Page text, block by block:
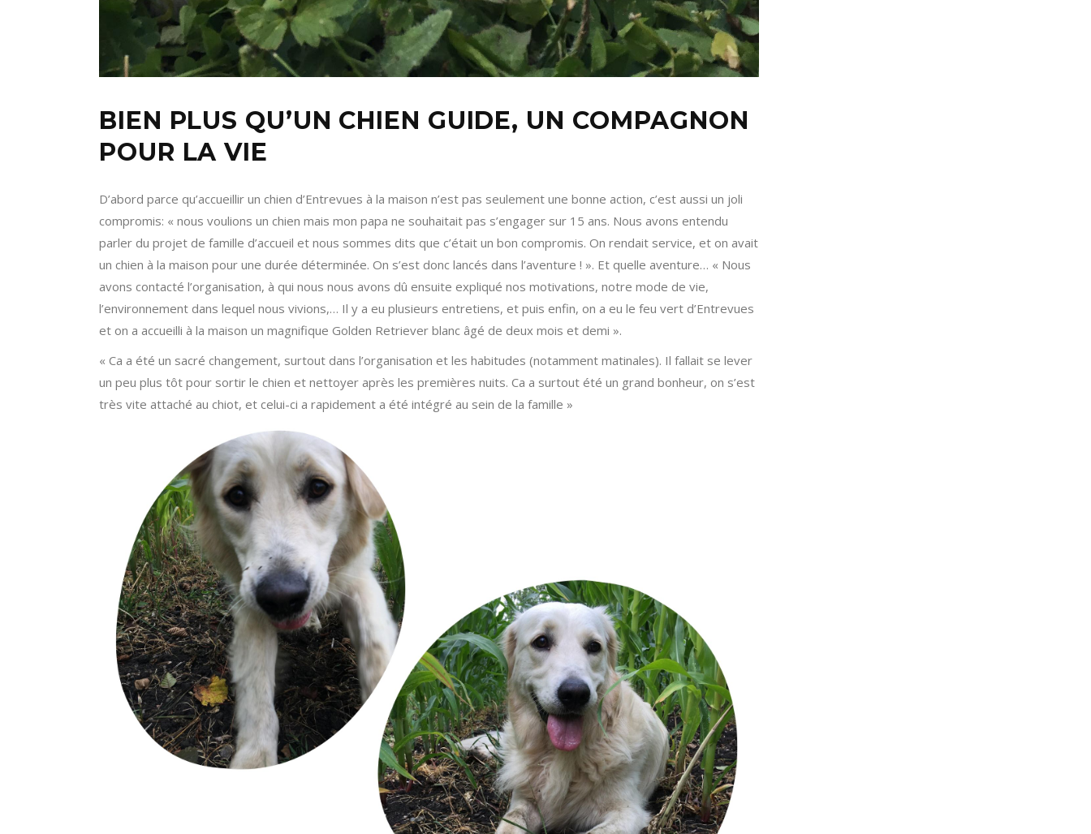
BIEN PLUS QU’UN CHIEN GUIDE, UN COMPAGNON
POUR LA VIE
D’abord parce qu’accueillir un chien d’Entrevues à la maison n’est pas seulement une bonne action, c’est aussi un joli
compromis: « nous voulions un chien mais mon papa ne souhaitait pas s’engager sur 15 ans. Nous avons entendu
parler du projet de famille d’accueil et nous sommes dits que c’était un bon compromis. On rendait service, et on avait
un chien à la maison pour une durée déterminée. On s’est donc lancés dans l’aventure ! ». Et quelle aventure… « Nous
avons contacté l’organisation, à qui nous nous avons dû ensuite expliqué nos motivations, notre mode de vie,
l’environnement dans lequel nous vivions,… Il y a eu plusieurs entretiens, et puis enfin, on a eu le feu vert d’Entrevues
et on a accueilli à la maison un magnifique Golden Retriever blanc âgé de deux mois et demi ».
« Ca a été un sacré changement, surtout dans l’organisation et les habitudes (notamment matinales). Il fallait se lever
un peu plus tôt pour sortir le chien et nettoyer après les premières nuits. Ca a surtout été un grand bonheur, on s’est
très vite attaché au chiot, et celui-ci a rapidement a été intégré au sein de la famille »